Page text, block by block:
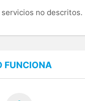
no descritos.
FUNCIONA